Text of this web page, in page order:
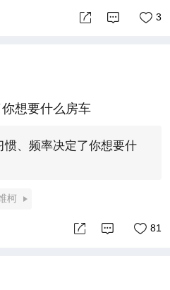
3
想要什么房车
惯、频率决定了你想要什
柯
81